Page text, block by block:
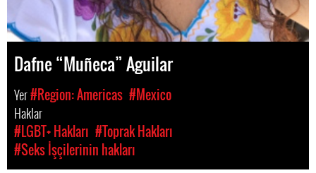
Dafne “Muñeca” Aguilar
Yer#Region: Americas #Mexico
Haklar
#LGBT+ Hakları #Toprak Hakları
#Seks İşçilerinin hakları